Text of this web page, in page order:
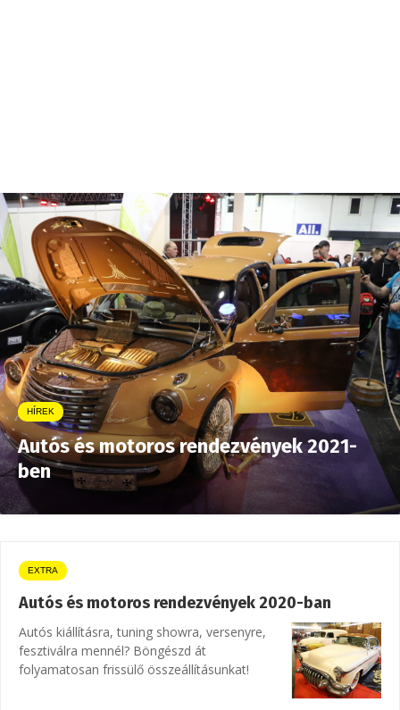
HÍREK
Autós és motoros rendezvények 2021-
ben
EXTRA
Autós és motoros rendezvények 2020-ban
Autós kiállításra, tuning showra, versenyre,
fesztiválra mennél? Böngészd át
folyamatosan frissülő összeállításunkat!